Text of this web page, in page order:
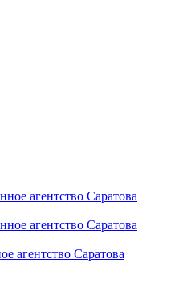
агентство Саратова